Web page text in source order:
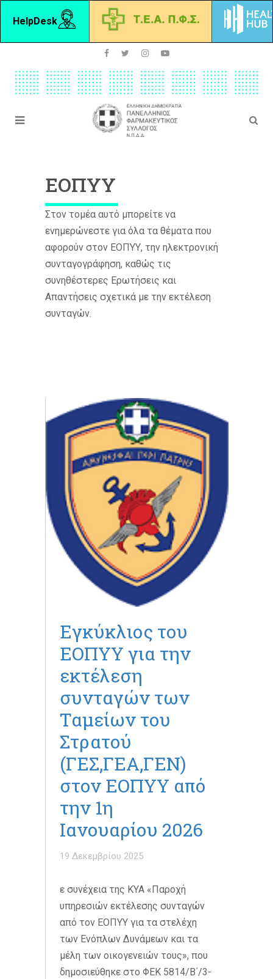
HelpDesk
ΕΟΠΥΥ
Στον τομέα αυτό μπορείτε να
ενημερώνεστε για όλα τα θέματα που
αφορούν στον ΕΟΠΥΥ, την ηλεκτρονική
συνταγογράφηση, καθώς τις
συνηθέστερες Ερωτήσεις και
Απαντήσεις σχετικά με την εκτέλεση
συνταγών.
Εγκύκλιος του
ΕΟΠΥΥ για την
εκτέλεση
συνταγών των
Ταμείων του
Στρατού
(ΓΕΣ,ΓΕΑ,ΓΕΝ)
στον ΕΟΠΥΥ από
την 1η
Ιανουαρίου 2026
19 Δεκεμβρίου 2025
ε συνέχεια της ΚΥΑ «Παροχή
υπηρεσιών εκτέλεσης συνταγών
από τον ΕΟΠΥΥ για τα στελέχη
των Ενόπλων Δυνάμεων και τα
μέλη των οικογενειών τους», που
δημοσιεύθηκε στο ΦΕΚ 5814/Β΄/3-